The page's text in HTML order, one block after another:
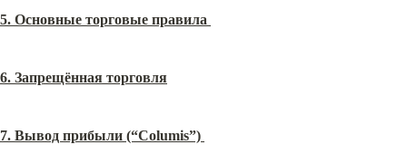
5. Основные торговые правила
6. Запрещённая торговля
7. Вывод прибыли (“Columis”)